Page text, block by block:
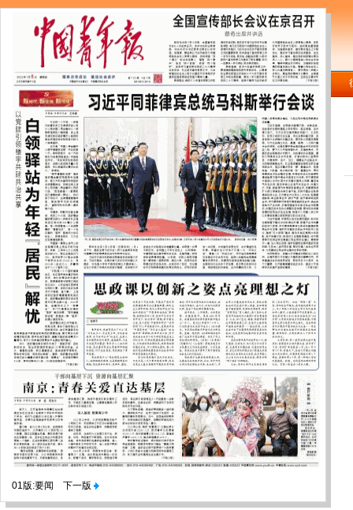
01版:要闻 下一版